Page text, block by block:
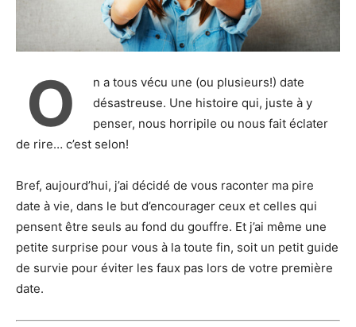
O
n a tous vécu une (ou plusieurs!) date
désastreuse. Une histoire qui, juste à y
penser, nous horripile ou nous fait éclater
de rire… c’est selon!
Bref, aujourd’hui, j’ai décidé de vous raconter ma pire
date à vie, dans le but d’encourager ceux et celles qui
pensent être seuls au fond du gouffre. Et j’ai même une
petite surprise pour vous à la toute fin, soit un petit guide
de survie pour éviter les faux pas lors de votre première
date.